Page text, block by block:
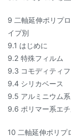
9 二軸延伸ポリプ
イプ別
9.1 はじめに
9.2 特殊フィルム
9.3 コモディティ
9.4 シリカベース
9.5 アルミニウム系
9.6 ポリマー系エ
10 二軸延伸ポリプ